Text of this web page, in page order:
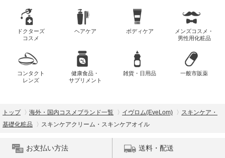
ドクターズ
コスメ
ヘアケア ボディケア
メンズコスメ・
男性用化粧品
コンタクト
レンズ
健康食品・
サプリメント
雑貨・日用品 一般市販薬
トップ 海外・国内コスメブランド一覧 イヴロム(EveLom)
スキンケア・
基礎化粧品
スキンケアクリーム・スキンケアオイル
お支払い方法 送料・配送